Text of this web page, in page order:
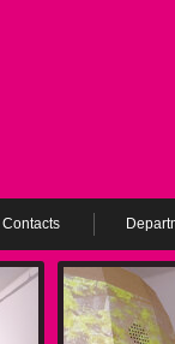
Contacts